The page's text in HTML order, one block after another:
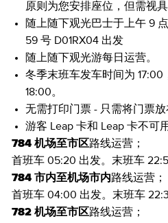
原则为您安排座位，但需视
随上随下观光巴士于上午 9
59 号 D01RX04 出发
随上随下观光游每日运营。
冬季末班车发车时间为
18:00。
无需打印门票 - 只需将门票放
游客 Leap 卡和 Leap 卡不可
784 机场至市区路线运营；
首班车 05:20 出发。末班车
784 市内至机场市内路线运营；
首班车 04:00 出发。末班车
782 机场至市区路线运营；